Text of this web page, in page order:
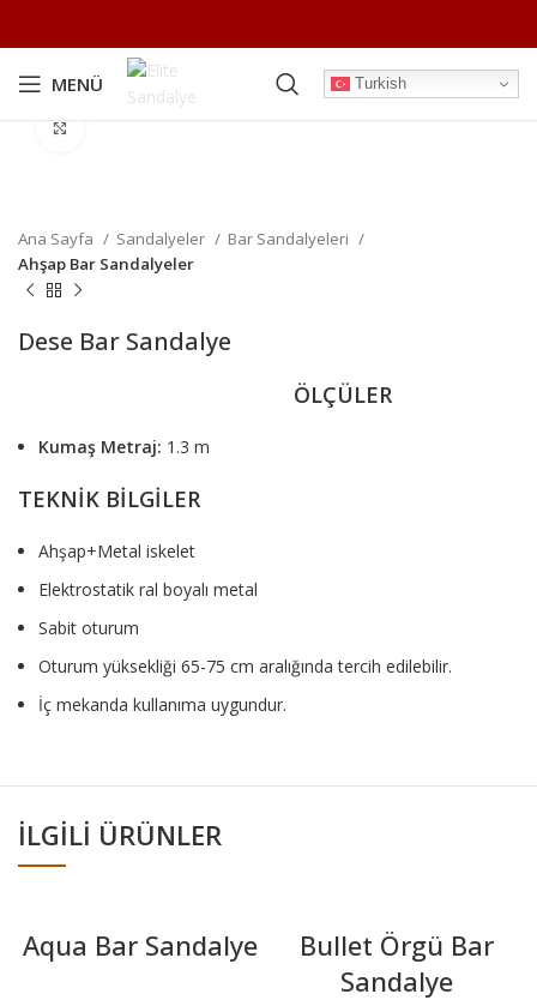
MENÜ Turkish
Büyütmek için tıklayın
Ana Sayfa Sandalyeler
Bar Sandalyeleri
Ahşap Bar Sandalyeler
Dese Bar Sandalye
ÖLÇÜLER
Kumaş Metraj: 1.3 m
TEKNİK BİLGİLER
Ahşap+Metal iskelet
Elektrostatik ral boyalı metal
Sabit oturum
Oturum yüksekliği 65-75 cm aralığında tercih edilebilir.
İç mekanda kullanıma uygundur.
İLGILI ÜRÜNLER
Aqua Bar Sandalye
Bullet Örgü Bar
Sandalye